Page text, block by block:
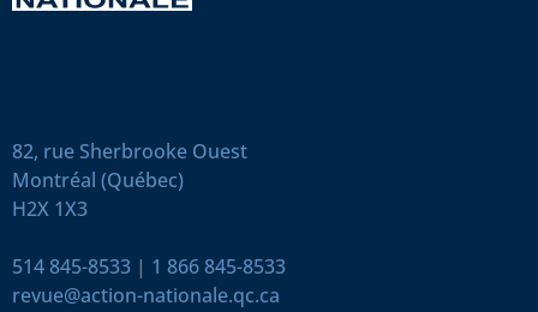
82, rue Sherbrooke Ouest
Montréal (Québec)
H2X 1X3
514 845-8533 | 1 866 845-8533
revue@action-nationale.qc.ca